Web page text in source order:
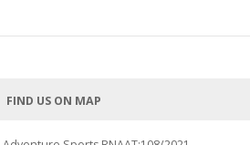
FIND US ON MAP